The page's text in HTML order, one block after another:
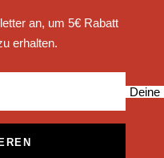
an, um 5€ Rabatt
erhalten.
Deine